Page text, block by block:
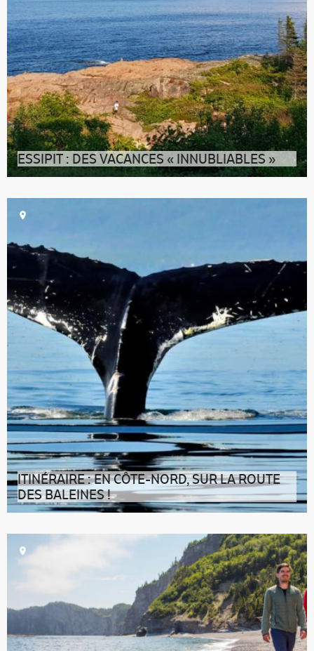
ESSIPIT : DES VACANCES « INNUBLIABLES »
Aux Escoumins, en Côte-Nord, la petite communauté
ITINÉRAIRE : EN CÔTE-NORD, SUR LA ROUTE
DES BALEINES !
La destination C’est comme si le Québec des grands
espaces se trouvait, ici, sur